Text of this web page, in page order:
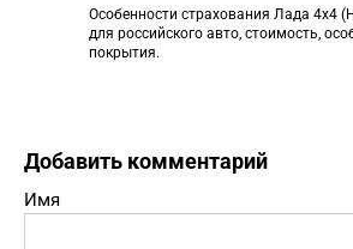
Особенности страхования Лада 4х4
для российского авто, стоимость,
покрытия.
Добавить комментарий
Имя